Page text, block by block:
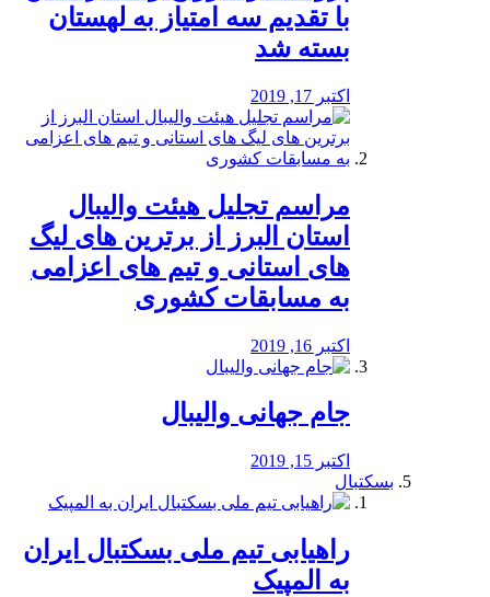
با تقدیم سه امتیاز به لهستان
بسته شد
اکتبر 17, 2019
مراسم تجلیل هیئت والیبال
استان البرز از برترین های لیگ
های استانی و تیم های اعزامی
به مسابقات کشوری
اکتبر 16, 2019
جام جهانی والیبال
اکتبر 15, 2019
بسکتبال
راهیابی تیم ملی بسکتبال ایران
به المپیک